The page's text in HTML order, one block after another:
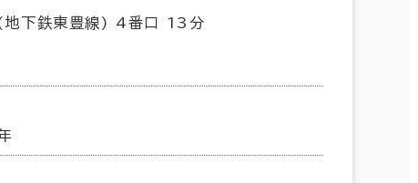
地下鉄東豊線) 4番口 13分